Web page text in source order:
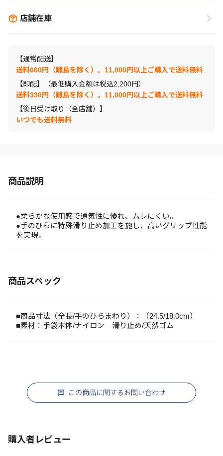
店舗在庫
【通常配送】
送料660円（離島を除く）。11,000円以上ご購入で送料無料
【即配】（最低購入金額は税込2,200円）
送料330円（離島を除く）。11,000円以上ご購入で送料無料
【後日受け取り（全店舗）】
いつでも送料無料
商品説明
●柔らかな使用感で通気性に優れ、ムレにくい。
●手のひらに特殊滑り止め加工を施し、高いグリップ性能
を実現。
商品スペック
■商品寸法（全長/手のひらまわり）：（24.5/18.0cm）
■素材：手袋本体/ナイロン 滑り止め/天然ゴム
この商品に関するお問い合わせ
購入者レビュー